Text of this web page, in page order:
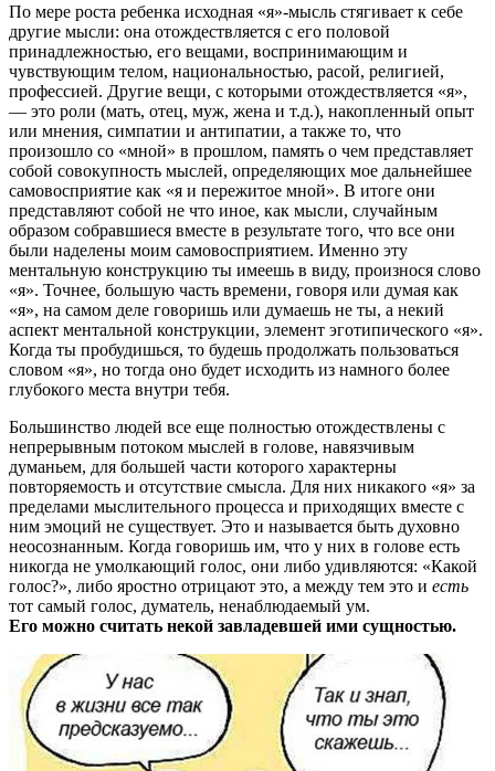
По мере роста ребенка исходная «я»-мысль стягивает к себе
другие мысли: она отождествляется с его половой
принадлежностью, его вещами, воспринимающим и
чувствующим телом, национальностью, расой, религией,
профессией. Другие вещи, с которыми отождествляется «я»,
— это роли (мать, отец, муж, жена и т.д.), накопленный опыт
или мнения, симпатии и антипатии, а также то, что
произошло со «мной» в прошлом, память о чем представляет
собой совокупность мыслей, определяющих мое дальнейшее
самовосприятие как «я и пережитое мной». В итоге они
представляют собой не что иное, как мысли, случайным
образом собравшиеся вместе в результате того, что все они
были наделены моим самовосприятием. Именно эту
ментальную конструкцию ты имеешь в виду, произнося слово
«я». Точнее, большую часть времени, говоря или думая как
«я», на самом деле говоришь или думаешь не ты, а некий
аспект ментальной конструкции, элемент эготипического «я».
Когда ты пробудишься, то будешь продолжать пользоваться
словом «я», но тогда оно будет исходить из намного более
глубокого места внутри тебя.
Большинство людей все еще полностью отождествлены с
непрерывным потоком мыслей в голове, навязчивым
думаньем, для большей части которого характерны
повторяемость и отсутствие смысла. Для них никакого «я» за
пределами мыслительного процесса и приходящих вместе с
ним эмоций не существует. Это и называется быть духовно
неосознанным. Когда говоришь им, что у них в голове есть
никогда не умолкающий голос, они либо удивляются: «Какой
голос?», либо яростно отрицают это, а между тем это и есть
тот самый голос, думатель, ненаблюдаемый ум.
Его можно считать некой завладевшей ими сущностью.